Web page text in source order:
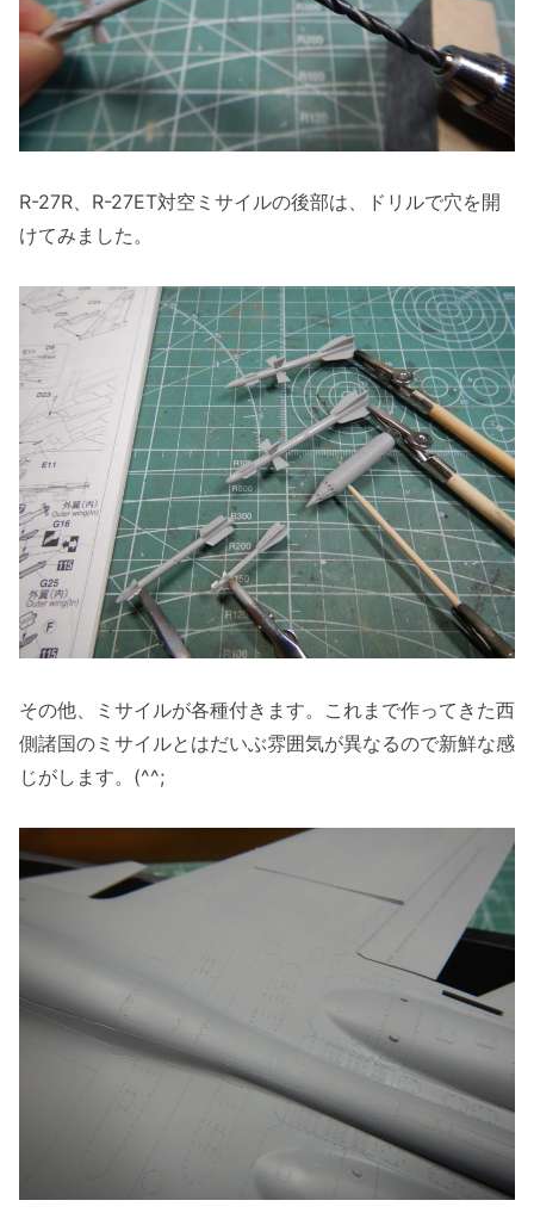
R-27R、R-27ET対空ミサイルの後部は、ドリルで穴を開
けてみました。
その他、ミサイルが各種付きます。これまで作ってきた西
側諸国のミサイルとはだいぶ雰囲気が異なるので新鮮な感
じがします。(^^;